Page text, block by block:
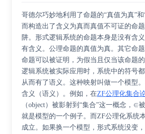
哥德尔巧妙地利用了命题的“真值为真”
而构造出了含义为真而真值不可证的命
阱。形式逻辑系统的命题本身是没有含
有含义。公理命题的真值为真。其它命
命题可以被证明，为假当且仅当该命题的
逻辑系统被实际应用时，系统中的符号
从而有了语义。这种映射叫做一个模型
含义（语义）。例如，在ZF公理化集合
（object）被影射到“集合”这一概念，∈
就是模型的一个例子。而ZF公理化系统
成立。如果换一个模型，形式系统没变